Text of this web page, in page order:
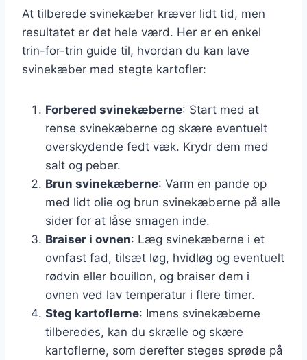
At tilberede svinekæber kræver lidt tid, men
resultatet er det hele værd. Her er en enkel
trin-for-trin guide til, hvordan du kan lave
svinekæber med stegte kartofler:
Forbered svinekæberne: Start med at
rense svinekæberne og skære eventuelt
overskydende fedt væk. Krydr dem med
salt og peber.
Brun svinekæberne: Varm en pande op
med lidt olie og brun svinekæberne på alle
sider for at låse smagen inde.
Braiser i ovnen: Læg svinekæberne i et
ovnfast fad, tilsæt løg, hvidløg og eventuelt
rødvin eller bouillon, og braiser dem i
ovnen ved lav temperatur i flere timer.
Steg kartoflerne: Imens svinekæberne
tilberedes, kan du skrælle og skære
kartoflerne, som derefter steges sprøde på